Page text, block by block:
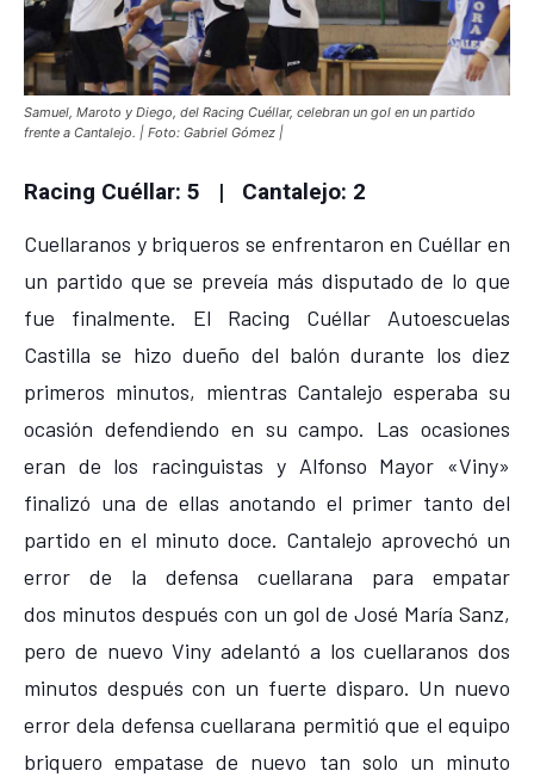
Samuel, Maroto y Diego, del Racing Cuéllar, celebran un gol en un partido
frente a Cantalejo. | Foto: Gabriel Gómez |
Racing Cuéllar: 5 | Cantalejo: 2
Cuellaranos y briqueros se enfrentaron en Cuéllar en
un partido que se preveía más disputado de lo que
fue finalmente. El Racing Cuéllar Autoescuelas
Castilla se hizo dueño del balón durante los diez
primeros minutos, mientras Cantalejo esperaba su
ocasión defendiendo en su campo. Las ocasiones
eran de los racinguistas y Alfonso Mayor «Viny»
finalizó una de ellas anotando el primer tanto del
partido en el minuto doce. Cantalejo aprovechó un
error de la defensa cuellarana para empatar
dos minutos después con un gol de José María Sanz,
pero de nuevo Viny adelantó a los cuellaranos dos
minutos después con un fuerte disparo. Un nuevo
error dela defensa cuellarana permitió que el equipo
briquero empatase de nuevo tan solo un minuto